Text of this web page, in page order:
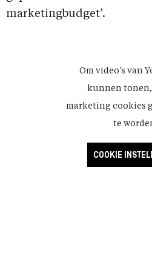
marketingbudget’.
Om video's van
kunnen
marketing cookies
te
COOKIE